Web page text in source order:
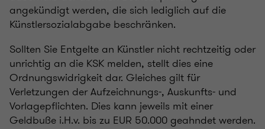
angekündigt werden, die sich lediglich auf die
Künstlersozialabgabe beschränken.
Sollten Sie Entgelte an Künstler nicht rechtzeitig oder
unrichtig an die KSK melden, stellt dies eine
Ordnungswidrigkeit dar. Gleiches gilt für
Verletzungen der Aufzeichnungs-, Auskunfts- und
Vorlagepflichten. Dies kann jeweils mit einer
Geldbuße i.H.v. bis zu EUR 50.000 geahndet werden.